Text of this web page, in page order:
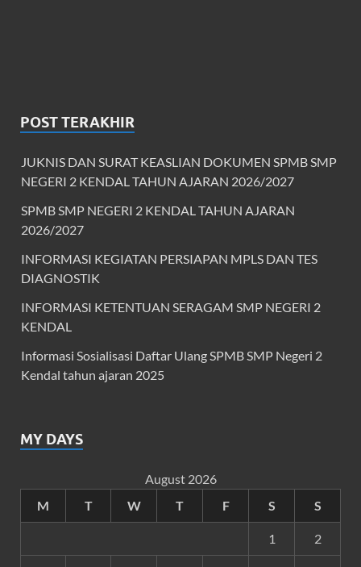
POST TERAKHIR
JUKNIS DAN SURAT KEASLIAN DOKUMEN SPMB SMP
NEGERI 2 KENDAL TAHUN AJARAN 2026/2027
SPMB SMP NEGERI 2 KENDAL TAHUN AJARAN
2026/2027
INFORMASI KEGIATAN PERSIAPAN MPLS DAN TES
DIAGNOSTIK
INFORMASI KETENTUAN SERAGAM SMP NEGERI 2
KENDAL
Informasi Sosialisasi Daftar Ulang SPMB SMP Negeri 2
Kendal tahun ajaran 2025
MY DAYS
August 2026
M
T W T F S S
1 2